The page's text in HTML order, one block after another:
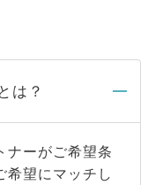
は？
ナーがご希望条
希望にマッチし